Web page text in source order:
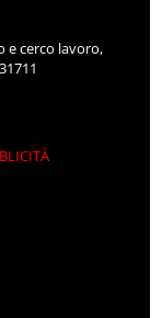
e cerco lavoro,